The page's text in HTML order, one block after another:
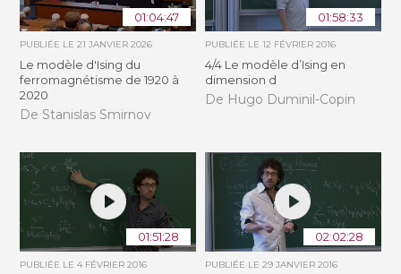
01:04:47
PUBLIÉE LE21 JANVIER 2026
Le modèle d'Ising du
ferromagnétisme de 1920 à
2020
De Stanislas Smirnov
01:58:33
PUBLIÉE LE 12 FÉVRIER 2016
4/4 Le modèle d’Ising en
dimension d
De Hugo Duminil-Copin
01:51:28
PUBLIÉE LE4 FÉVRIER 2016
02:02:28
PUBLIÉE LE 29 JANVIER 2016